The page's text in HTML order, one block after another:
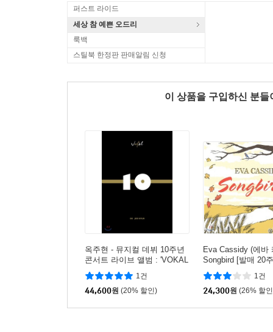
퍼스트 라이드
세상 참 예쁜 오드리
룩백
스틸북 한정판 판매알림 신청
이 상품을 구입하신 분
옥주현 - 뮤지컬 데뷔 10주년
콘서트 라이브 앨범 : 'VOKAL
+' 2nd Album
1건
44,600원 (20% 할인)
Eva Cassidy (에바
Songbird [발매 20
반]
1건
24,300원 (26% 할